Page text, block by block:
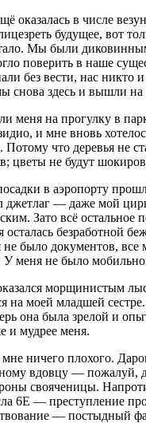
ока­за­лась в чис­ле
буду­щее, вот
Мы были
пове­рить в наше
без вести, нас никто
сно­ва здесь и вышли на
меня на про­гул­ку в
и мне вновь
Пото­му что дере­вья не
цве­ты не будут
в аэро­пор­ту
джет­лаг — даже мой
Зато всё осталь­ное
оста­лась без­ра­бот­ной
было доку­мен­тов,
У меня не было
мор­щи­ни­стым
на моей млад­шей
она была зре­лой и
и муд­рее меня.
мне ниче­го пло­хо­го.
вдов­цу — пожа­луй,
сво­я­че­ни­цы.
6E — пре­ступ­ле­ние
— постыд­ный